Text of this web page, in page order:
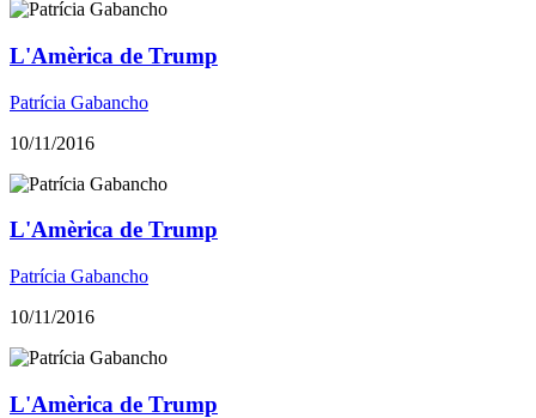
L'Amèrica de Trump
Patrícia Gabancho
10/11/2016
L'Amèrica de Trump
Patrícia Gabancho
10/11/2016
L'Amèrica de Trump